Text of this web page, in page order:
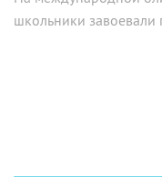
школьники завоевали